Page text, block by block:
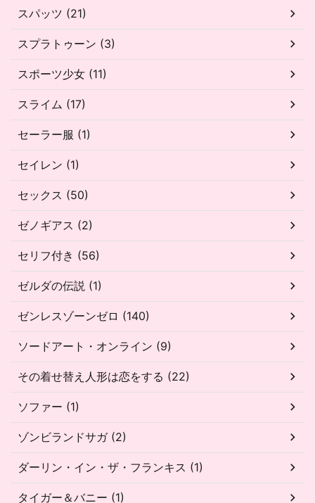
スパッツ (21)
スプラトゥーン (3)
スポーツ少女 (11)
スライム (17)
セーラー服 (1)
セイレン (1)
セックス (50)
ゼノギアス (2)
セリフ付き (56)
ゼルダの伝説 (1)
ゼンレスゾーンゼロ (140)
ソードアート・オンライン (9)
その着せ替え人形は恋をする (22)
ソファー (1)
ゾンビランドサガ (2)
ダーリン・イン・ザ・フランキス (1)
タイガー＆バニー (1)